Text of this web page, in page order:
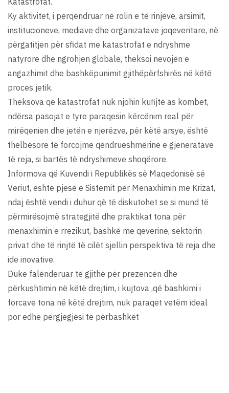
Ky aktivitet, i përqëndruar në rolin e të rinjëve, arsimit,
institucioneve, mediave dhe organizatave joqeveritare, në
përgatitjen për sfidat me katastrofat e ndryshme
natyrore dhe ngrohjen globale, theksoi nevojën e
angazhimit dhe bashkëpunimit gjithëpërfshirës në këtë
proces jetik.
Theksova që katastrofat nuk njohin kufijtë as kombet,
ndërsa pasojat e tyre paraqesin kërcënim real për
mirëqenien dhe jetën e njerëzve, për këtë arsye, është
thelbësore të forcojmë qëndrueshmërinë e gjeneratave
të reja, si bartës të ndryshimeve shoqërore.
Informova që Kuvendi i Republikës së Maqedonisë së
Veriut, është pjesë e Sistemit për Menaxhimin me Krizat,
ndaj është vendi i duhur që të diskutohet se si mund të
përmirësojmë strategjitë dhe praktikat tona për
menaxhimin e rrezikut, bashkë me qeverinë, sektorin
privat dhe të rinjtë të cilët sjellin perspektiva të reja dhe
ide inovative.
Duke falënderuar të gjithë për prezencën dhe
përkushtimin në këtë drejtim, i kujtova ,që bashkimi i
forcave tona në këtë drejtim, nuk paraqet vetëm ideal
por edhe përgjegjësi të përbashkët